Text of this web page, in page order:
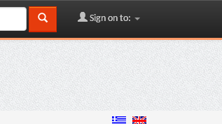
Sign on to: